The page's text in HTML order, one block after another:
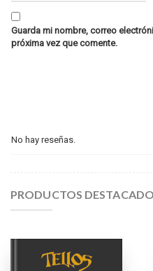
Guarda mi nombre, correo
próxima vez que comente.
No hay reseñas.
PRODUCTOS